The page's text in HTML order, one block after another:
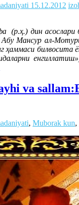
15.12.2012
(р.ҳ.) дин асослари
Мансур ал-
ҳаммаси
va
, Muborak kun,